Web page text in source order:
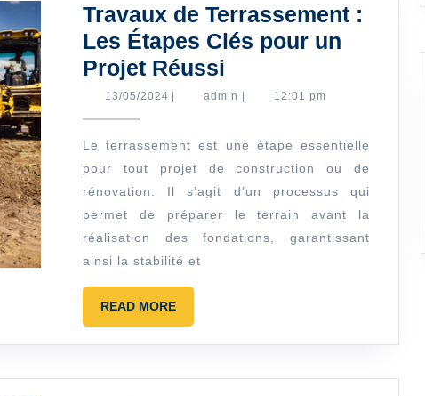
Travaux de Terrassement :
Les Étapes Clés pour un
Projet Réussi
de
:
Les
Étapes
Clés
13/05/2024 13/05/2024
admin admin 12:01 pm
Le terrassement est une étape essentielle
pour tout projet de construction ou de
rénovation. Il s’agit d’un processus qui
permet de préparer le terrain avant la
réalisation des fondations, garantissant
ainsi la stabilité et
READ MOREREAD
MORE